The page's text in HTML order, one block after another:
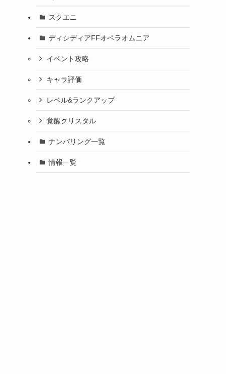
スクエニ
ディシディアFFオペラオムニア
イベント攻略
キャラ評価
レベル&ランクアップ
覚醒クリスタル
ナンバリング一覧
情報一覧